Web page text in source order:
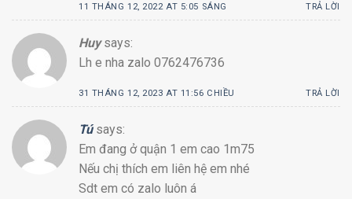
11 THÁNG 12, 2022 AT 5:05 SÁNG TRẢ LỜI
Huy says:
Lh e nha zalo 0762476736
31 THÁNG 12, 2023 AT 11:56 CHIỀU TRẢ LỜI
Tú says:
Em đang ở quận 1 em cao 1m75
Nếu chị thích em liên hệ em nhé
Sdt em có zalo luôn á